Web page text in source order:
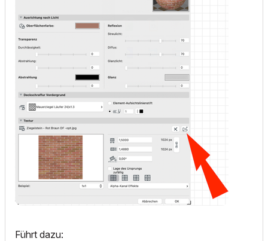
Führt dazu: